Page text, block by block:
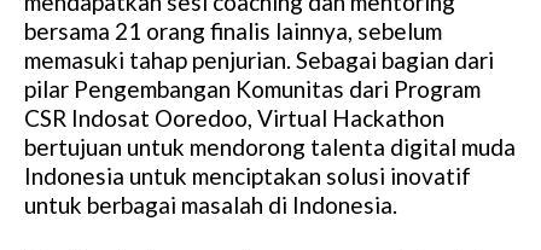
bersama 21 orang finalis lainnya, sebelum
memasuki tahap penjurian. Sebagai bagian dari
pilar Pengembangan Komunitas dari Program
CSR Indosat Ooredoo, Virtual Hackathon
bertujuan untuk mendorong talenta digital muda
Indonesia untuk menciptakan solusi inovatif
untuk berbagai masalah di Indonesia.